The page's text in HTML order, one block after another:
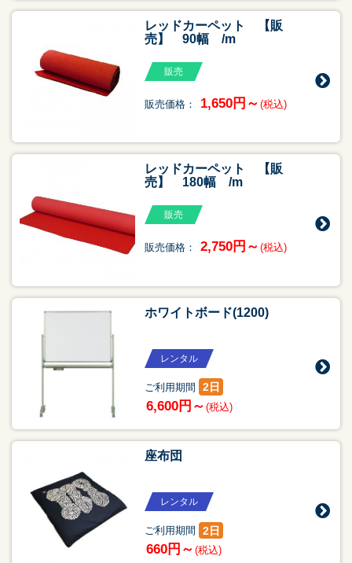
レッドカーペット 【販
売】 90幅 /m
販売
販売価格： 1,650円～ (税込)
レッドカーペット 【販
売】 180幅 /m
販売
販売価格： 2,750円～ (税込)
ホワイトボード(1200)
レンタル
ご利用期間 2日
6,600円～ (税込)
座布団
レンタル
ご利用期間 2日
660円～ (税込)